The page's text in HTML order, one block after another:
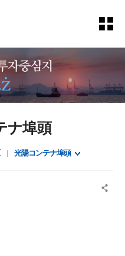
ナ埠頭
光陽コンテナ埠頭